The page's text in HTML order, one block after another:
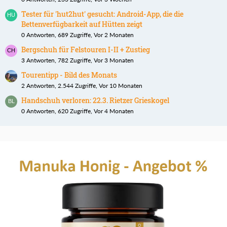
Tester für 'hut2hut' gesucht: Android-App, die die
Bettenverfügbarkeit auf Hütten zeigt
0 Antworten, 689 Zugriffe, Vor 2 Monaten
Bergschuh für Felstouren I-II + Zustieg
3 Antworten, 782 Zugriffe, Vor 3 Monaten
Tourentipp - Bild des Monats
2 Antworten, 2.544 Zugriffe, Vor 10 Monaten
Handschuh verloren: 22.3. Rietzer Grieskogel
0 Antworten, 620 Zugriffe, Vor 4 Monaten